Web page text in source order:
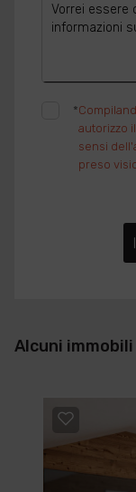
*
autorizzo
sensi
preso
Alcuni